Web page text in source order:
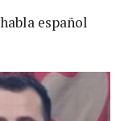
español